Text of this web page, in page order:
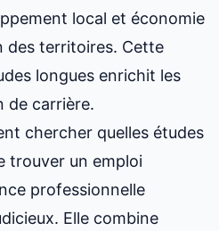
local et économie
des territoires. Cette
longues enrichit les
de carrière.
chercher quelles études
trouver un emploi
professionnelle
Elle combine